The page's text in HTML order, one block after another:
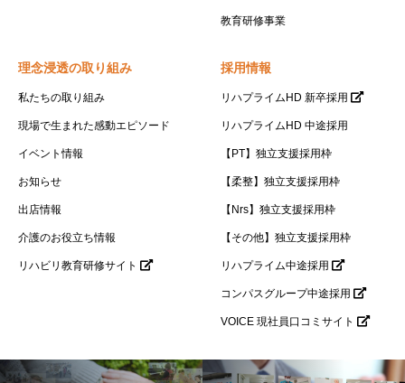
教育研修事業
理念浸透の取り組み
私たちの取り組み
現場で生まれた感動エピソード
イベント情報
お知らせ
出店情報
介護のお役立ち情報
リハビリ教育研修サイト
採用情報
リハプライムHD 新卒採用
リハプライムHD 中途採用
【PT】独立支援採用枠
【柔整】独立支援採用枠
【Nrs】独立支援採用枠
【その他】独立支援採用枠
リハプライム中途採用
コンパスグループ中途採用
VOICE 現社員口コミサイト